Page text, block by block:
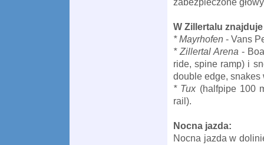
W Zillertalu
* Mayrhofen - Vans
* Zillertal Arena -
ride, spine ramp) i
double edge, snakes
* Tux (halfpipe 100
rail).
Nocna jazda:
Nocna jazda w